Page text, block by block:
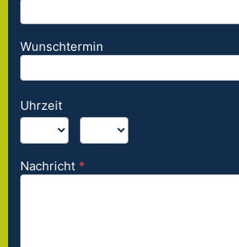
Wunschtermin
Uhrzeit
Nachricht *